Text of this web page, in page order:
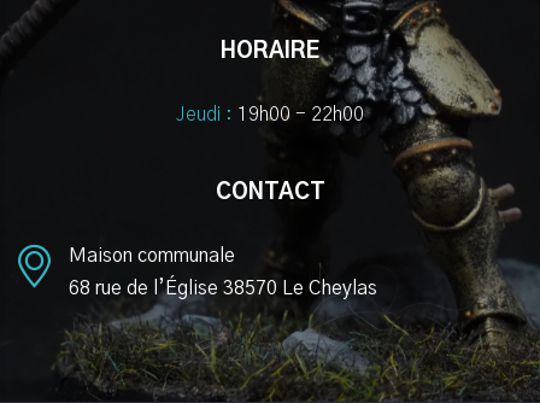
HORAIRE
Jeudi : 19h00 - 22h00
CONTACT
Maison communale
68 rue de l’Église 38570 Le Cheylas